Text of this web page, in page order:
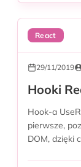
React
29/11/2019
Hooki
Hook-a
pierwsze,
DOM, dzięki